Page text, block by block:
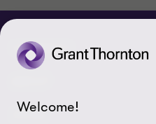
CONNECT
Contáctenos
Acerca de nosotros
LEGAL
Welcome!